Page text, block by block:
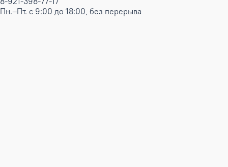
Пн.–Пт. с 9:00 до 18:00, без перерыва